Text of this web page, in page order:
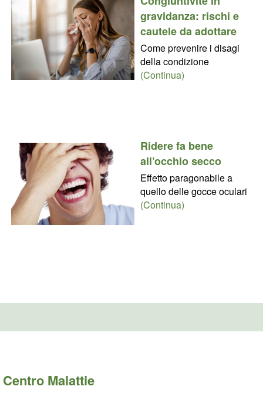
gravidanza: rischi e
cautele da adottare
Come prevenire i disagi
della condizione
(Continua)
Ridere fa bene
all’occhio secco
Effetto paragonabile a
quello delle gocce oculari
(Continua)
Centro Malattie